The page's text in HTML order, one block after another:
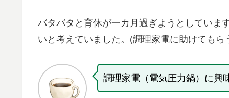
バタバタと育休が一カ月過ぎようとしていま
いと考えていました。(調理家電に助けてもら
調理家電（電気圧力鍋）に興